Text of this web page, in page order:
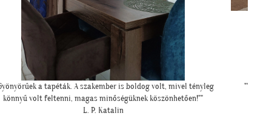
""Még egyszer köszönjük a lehetőséget, és azt is, hogy velünk
örültök!""
Z. Kriszta